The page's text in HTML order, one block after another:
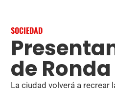
SOCIEDAD
de
La ciudad volverá a recrear